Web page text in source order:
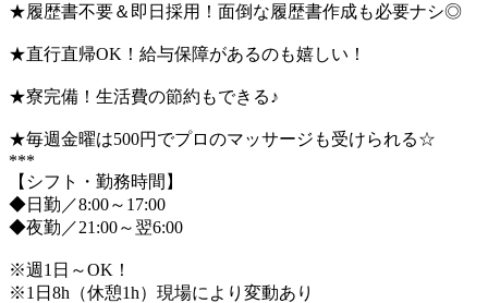
★履歴書不要＆即日採用！面倒な履歴書作成も必要ナシ◎
★直行直帰OK！給与保障があるのも嬉しい！
★寮完備！生活費の節約もできる♪
★毎週金曜は500円でプロのマッサージも受けられる☆
***
【シフト・勤務時間】
◆日勤／8:00～17:00
◆夜勤／21:00～翌6:00
※週1日～OK！
※1日8h（休憩1h）現場により変動あり